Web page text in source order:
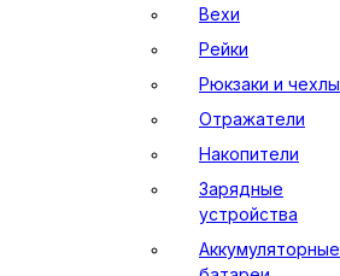
Вехи
Рейки
Рюкзаки и чехлы
Отражатели
Накопители
Зарядные
устройства
Аккумуляторные